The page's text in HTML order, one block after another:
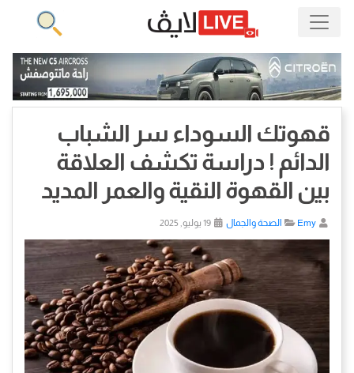
قهوتك السوداء سر الشباب
الدائم ! دراسة تكشف العلاقة
بين القهوة النقية والعمر المديد
Emy الصحة والجمال